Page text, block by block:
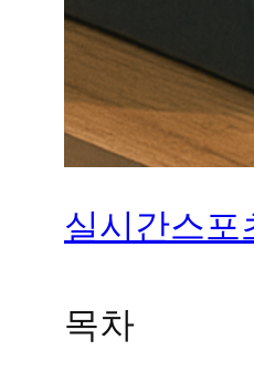
실시간스포
목차